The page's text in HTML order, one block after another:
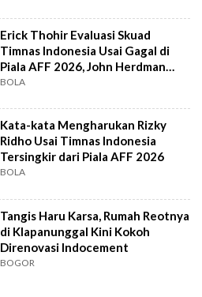
Erick Thohir Evaluasi Skuad
Timnas Indonesia Usai Gagal di
Piala AFF 2026, John Herdman
Out?
BOLA
Kata-kata Mengharukan Rizky
Ridho Usai Timnas Indonesia
Tersingkir dari Piala AFF 2026
BOLA
Tangis Haru Karsa, Rumah Reotnya
di Klapanunggal Kini Kokoh
Direnovasi Indocement
BOGOR